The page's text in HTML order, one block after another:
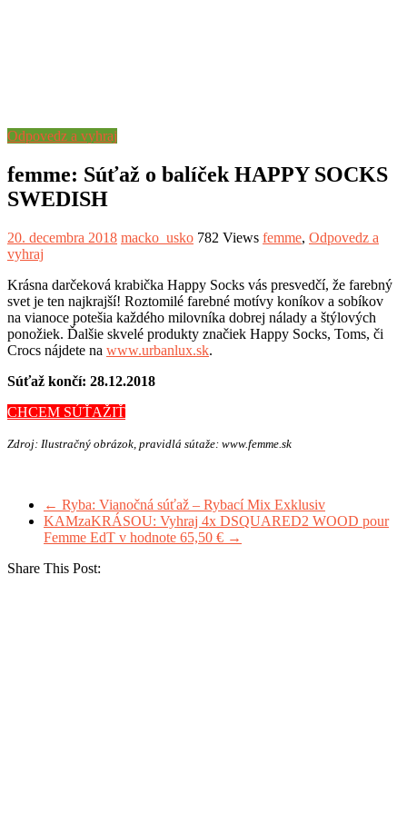
Odpovedz a vyhraj
femme: Súťaž o balíček HAPPY SOCKS
SWEDISH
20. decembra 2018 macko_usko 782 Views femme, Odpovedz a
vyhraj
Krásna darčeková krabička Happy Socks vás presvedčí, že farebný
svet je ten najkrajší! Roztomilé farebné motívy koníkov a sobíkov
na vianoce potešia každého milovníka dobrej nálady a štýlových
ponožiek. Ďalšie skvelé produkty značiek Happy Socks, Toms, či
Crocs nájdete na www.urbanlux.sk.
Súťaž končí: 28.12.2018
CHCEM SÚŤAŽIŤ
Zdroj: Ilustračný obrázok, pravidlá sútaže: www.femme.sk
← Ryba: Vianočná súťaž – Rybací Mix Exklusiv
KAMzaKRÁSOU: Vyhraj 4x DSQUARED2 WOOD pour
Femme EdT v hodnote 65,50 € →
Share This Post: